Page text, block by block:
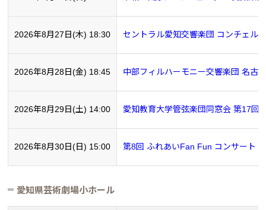
2026年8月27日(木) 18:30 セントラル愛知交響楽団 コンチェル
2026年8月28日(金) 18:45 中部フィルハーモニー交響楽団 名古
2026年8月29日(土) 14:00 愛知教育大学管弦楽団同窓会 第17回
2026年8月30日(日) 15:00 第8回 ふれあいFan Fun コンサート
愛知県芸術劇場小ホール